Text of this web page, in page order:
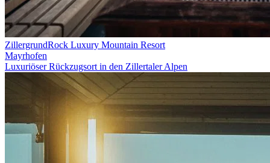
ZillergrundRock Luxury Mountain Resort
Mayrhofen
Luxuriöser Rückzugsort in den Zillertaler Alpen